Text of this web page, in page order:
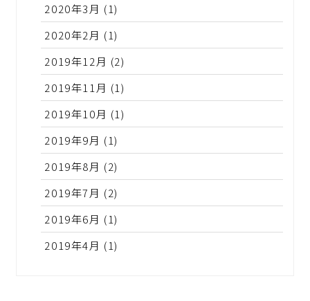
2020年3月 (1)
2020年2月 (1)
2019年12月 (2)
2019年11月 (1)
2019年10月 (1)
2019年9月 (1)
2019年8月 (2)
2019年7月 (2)
2019年6月 (1)
2019年4月 (1)